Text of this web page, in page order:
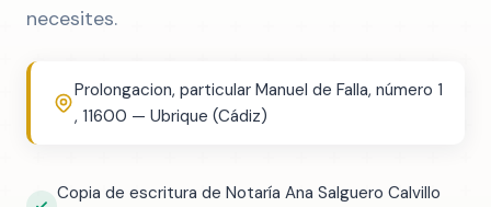
necesites.
Prolongacion, particular Manuel de Falla, número 1
, 11600 — Ubrique (Cádiz)
Copia de escritura de Notaría Ana Salguero Calvillo